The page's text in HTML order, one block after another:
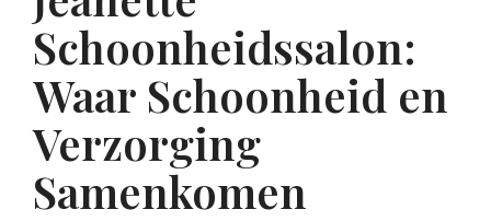
Schoonheidssalon:
Waar Schoonheid en
Verzorging
Samenkomen